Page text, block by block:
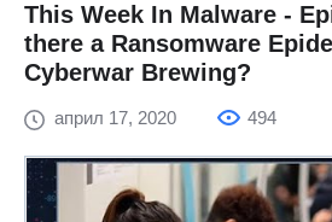
This Week In Malware -
there a Ransomware
Cyberwar Brewing?
април 17, 2020 494